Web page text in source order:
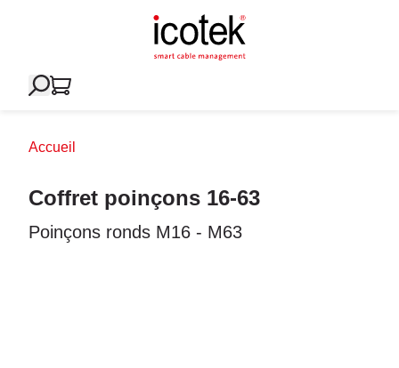
Accueil
Coffret poinçons 16-63
Poinçons ronds M16 - M63